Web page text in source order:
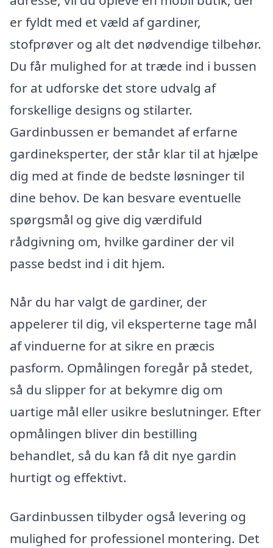
er fyldt med et væld af gardiner,
stofprøver og alt det nødvendige tilbehør.
Du får mulighed for at træde ind i bussen
for at udforske det store udvalg af
forskellige designs og stilarter.
Gardinbussen er bemandet af erfarne
gardineksperter, der står klar til at hjælpe
dig med at finde de bedste løsninger til
dine behov. De kan besvare eventuelle
spørgsmål og give dig værdifuld
rådgivning om, hvilke gardiner der vil
passe bedst ind i dit hjem.
Når du har valgt de gardiner, der
appelerer til dig, vil eksperterne tage mål
af vinduerne for at sikre en præcis
pasform. Opmålingen foregår på stedet,
så du slipper for at bekymre dig om
uartige mål eller usikre beslutninger. Efter
opmålingen bliver din bestilling
behandlet, så du kan få dit nye gardin
hurtigt og effektivt.
Gardinbussen tilbyder også levering og
mulighed for professionel montering. Det